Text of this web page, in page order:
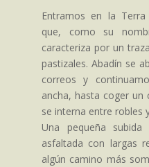
Entramos en la
que, como su
caracteriza por un
pastizales. Abadín se
correos y
ancha, hasta coger
se interna entre robles
Una pequeña
asfaltada con largas
algún camino más